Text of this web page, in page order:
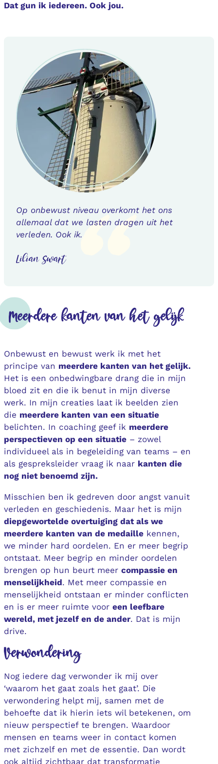
Op onbewust niveau overkomt het ons
allemaal dat we lasten dragen uit het
verleden. Ook ik.
Lilian Swart
Dat gun ik iedereen. Ook jou.
Meerdere kanten van het gelijk
Onbewust en bewust werk ik met het
principe van meerdere kanten van het gelijk.
Het is een onbedwingbare drang die in mijn
bloed zit en die ik benut in mijn diverse
werk. In mijn creaties laat ik beelden zien
die meerdere kanten van een situatie
belichten. In coaching geef ik meerdere
perspectieven op een situatie – zowel
individueel als in begeleiding van teams – en
als gespreksleider vraag ik naar kanten die
nog niet benoemd zijn.
Misschien ben ik gedreven door angst vanuit
verleden en geschiedenis. Maar het is mijn
diepgewortelde overtuiging dat als we
meerdere kanten van de medaille kennen,
we minder hard oordelen. En er meer begrip
ontstaat. Meer begrip en minder oordelen
brengen op hun beurt meer compassie en
menselijkheid. Met meer compassie en
menselijkheid ontstaan er minder conflicten
en is er meer ruimte voor een leefbare
wereld, met jezelf en de ander. Dat is mijn
drive.
Verwondering
Nog iedere dag verwonder ik mij over
‘waarom het gaat zoals het gaat’. Die
verwondering helpt mij, samen met de
behoefte dat ik hierin iets wil betekenen, om
nieuw perspectief te brengen. Waardoor
mensen en teams weer in contact komen
met zichzelf en met de essentie. Dan wordt
ook altijd zichtbaar dat transformatie